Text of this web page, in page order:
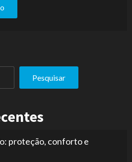
Pesquisar
proteção, conforto e